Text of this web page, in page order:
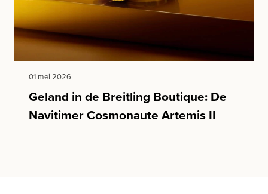
01 mei 2026
Geland in de Breitling Boutique: De
Navitimer Cosmonaute Artemis II